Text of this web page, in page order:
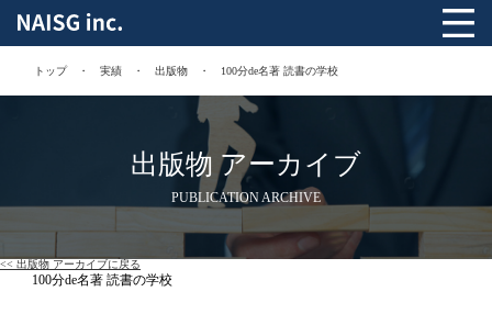
トップ 実績 出版物 100分de名著 読書の学校
出版物 アーカイブ
PUBLICATION ARCHIVE
<< 出版物 アーカイブに戻る
100分de名著 読書の学校